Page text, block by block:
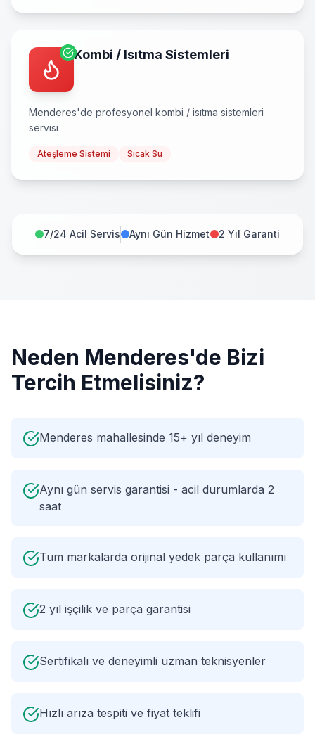
Kombi / Isıtma Sistemleri
Menderes'de profesyonel kombi / isıtma sistemleri
servisi
Ateşleme Sistemi Sıcak Su
7/24 Acil Servis Aynı Gün Hizmet 2 Yıl Garanti
Neden Menderes'de Bizi
Tercih Etmelisiniz?
Menderes mahallesinde 15+ yıl deneyim
Aynı gün servis garantisi - acil durumlarda 2
saat
Tüm markalarda orijinal yedek parça kullanımı
2 yıl işçilik ve parça garantisi
Sertifikalı ve deneyimli uzman teknisyenler
Hızlı arıza tespiti ve fiyat teklifi